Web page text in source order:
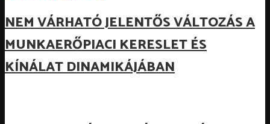
NEM VÁRHATÓ JELENTŐS VÁLTOZÁS A
MUNKAERŐPIACI KERESLET ÉS
KÍNÁLAT DINAMIKÁJÁBAN